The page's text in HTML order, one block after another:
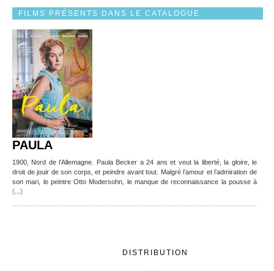
FILMS PRÉSENTS DANS LE CATALOGUE
PAULA
1900, Nord de l’Allemagne. Paula Becker a 24 ans et veut la liberté, la gloire, le
droit de jouir de son corps, et peindre avant tout. Malgré l’amour et l’admiration de
son mari, le peintre Otto Modersohn, le manque de reconnaissance la pousse à
(...)
DISTRIBUTION